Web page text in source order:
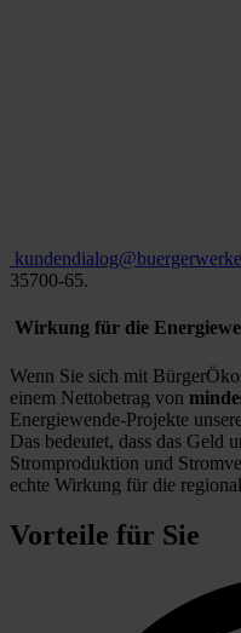
35700-65.
Wirkung für die
Wenn Sie sich mit
einem Nettobetrag von
Energiewende-Projekte
Das bedeutet, dass das Geld
Stromproduktion und
echte Wirkung für die
Vorteile für Sie